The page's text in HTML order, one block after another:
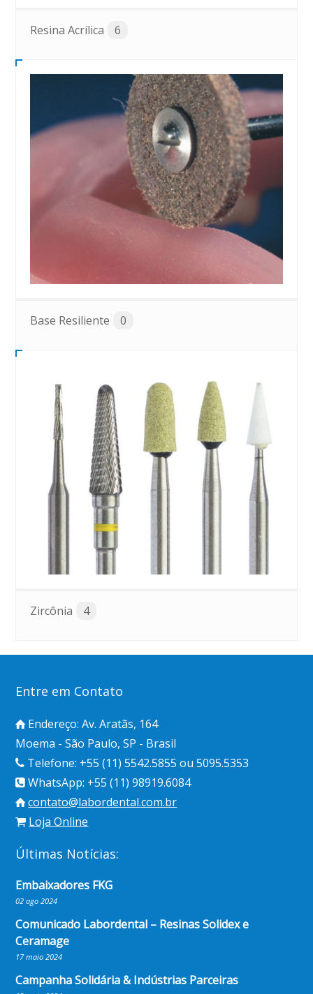
Resina Acrílica 6
Base Resiliente 0
Zircônia 4
Entre em Contato
Endereço: Av. Aratãs, 164
Moema - São Paulo, SP - Brasil
Telefone: +55 (11) 5542.5855 ou 5095.5353
WhatsApp: +55 (11) 98919.6084
contato@labordental.com.br
Loja Online
Últimas Notícias:
Embaixadores FKG
02 ago 2024
Comunicado Labordental – Resinas Solidex e
Ceramage
17 maio 2024
Campanha Solidária & Indústrias Parceiras